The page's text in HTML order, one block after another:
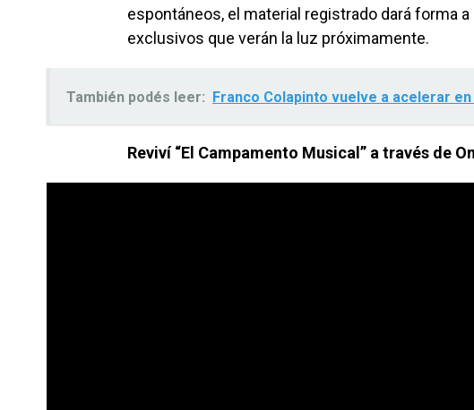
espontáneos, el material registrado dará forma
exclusivos que verán la luz próximamente.
También podés leer: Franco Colapinto vuelve a acelerar
Reviví “El Campamento Musical” a través de